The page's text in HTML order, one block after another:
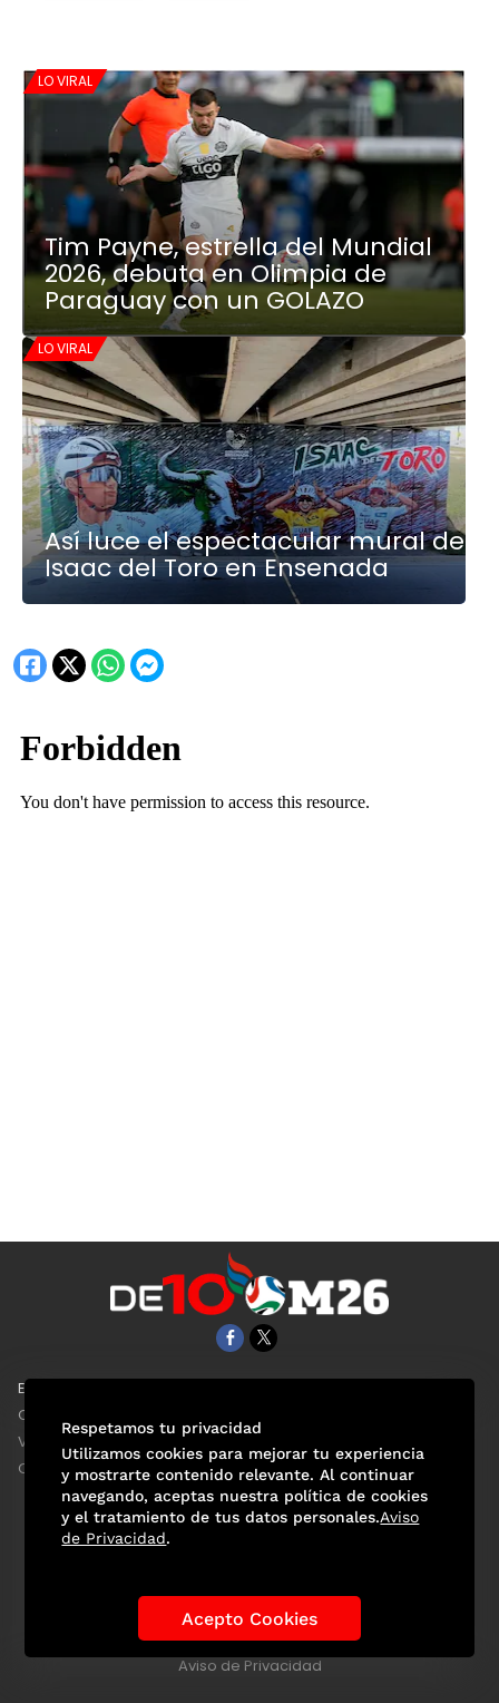
LO VIRAL
Tim Payne, estrella del Mundial
2026, debuta en Olimpia de
Paraguay con un GOLAZO
LO VIRAL
Así luce el espectacular mural de
Isaac del Toro en Ensenada
EL UNIVERSAL
Clase
ViveUSA
Confabulario
Historia de los Mundiales Lo viral Anécdotas Mundialistas
Las Figuras Tendencias Directorio
Aviso de Privacidad
Respetamos tu privacidad
Utilizamos cookies para mejorar tu experiencia
y mostrarte contenido relevante. Al continuar
navegando, aceptas nuestra política de cookies
y el tratamiento de tus datos personales.Aviso
de Privacidad.
Acepto Cookies